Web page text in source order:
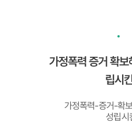
가정폭력 증거 확
립시
가정폭력-증거-확
성립시